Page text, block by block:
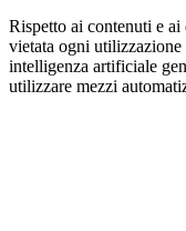
Rispetto ai contenuti e
vietata ogni utilizzazione
intelligenza artificiale
utilizzare mezzi